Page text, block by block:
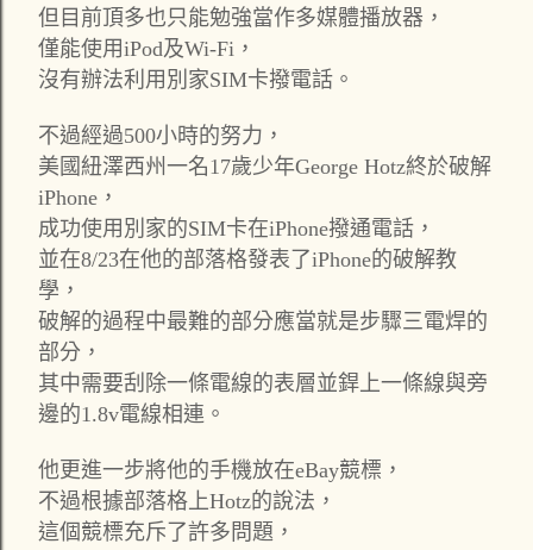
但目前頂多也只能勉強當作多媒體播放器，
僅能使用iPod及Wi-Fi，
沒有辦法利用別家SIM卡撥電話。
不過經過500小時的努力，
美國紐澤西州一名17歲少年George Hotz終於破解
iPhone，
成功使用別家的SIM卡在iPhone撥通電話，
並在8/23在他的部落格發表了iPhone的破解教
學，
破解的過程中最難的部分應當就是步驟三電焊的
部分，
其中需要刮除一條電線的表層並銲上一條線與旁
邊的1.8v電線相連。
他更進一步將他的手機放在eBay競標，
不過根據部落格上Hotz的說法，
這個競標充斥了許多問題，